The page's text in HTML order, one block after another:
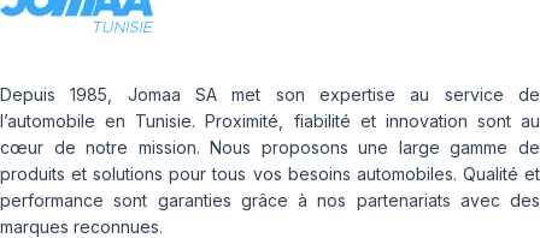
Depuis 1985, Jomaa SA met son expertise au service de
l’automobile en Tunisie. Proximité, fiabilité et innovation sont au
cœur de notre mission. Nous proposons une large gamme de
produits et solutions pour tous vos besoins automobiles. Qualité et
performance sont garanties grâce à nos partenariats avec des
marques reconnues.